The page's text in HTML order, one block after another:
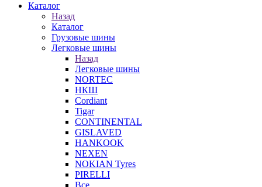
Каталог
Назад
Каталог
Грузовые шины
Легковые шины
Назад
Легковые шины
NORTEС
НКШ
Cordiant
Tigar
CONTINENTAL
GISLAVED
HANKOOK
NEXEN
NOKIAN Tyres
PIRELLI
Все